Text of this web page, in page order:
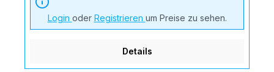
Login oder Registrieren um Preise zu sehen.
Details